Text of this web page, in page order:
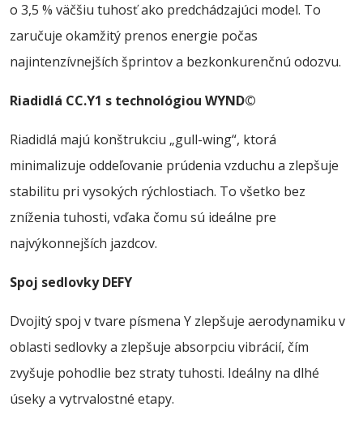
o 3,5 % väčšiu tuhosť ako predchádzajúci model. To
zaručuje okamžitý prenos energie počas
najintenzívnejších šprintov a bezkonkurenčnú odozvu.
Riadidlá CC.Y1 s technológiou WYND©
Riadidlá majú konštrukciu „gull-wing“, ktorá
minimalizuje oddeľovanie prúdenia vzduchu a zlepšuje
stabilitu pri vysokých rýchlostiach. To všetko bez
zníženia tuhosti, vďaka čomu sú ideálne pre
najvýkonnejších jazdcov.
Spoj sedlovky DEFY
Dvojitý spoj v tvare písmena Y zlepšuje aerodynamiku v
oblasti sedlovky a zlepšuje absorpciu vibrácií, čím
zvyšuje pohodlie bez straty tuhosti. Ideálny na dlhé
úseky a vytrvalostné etapy.